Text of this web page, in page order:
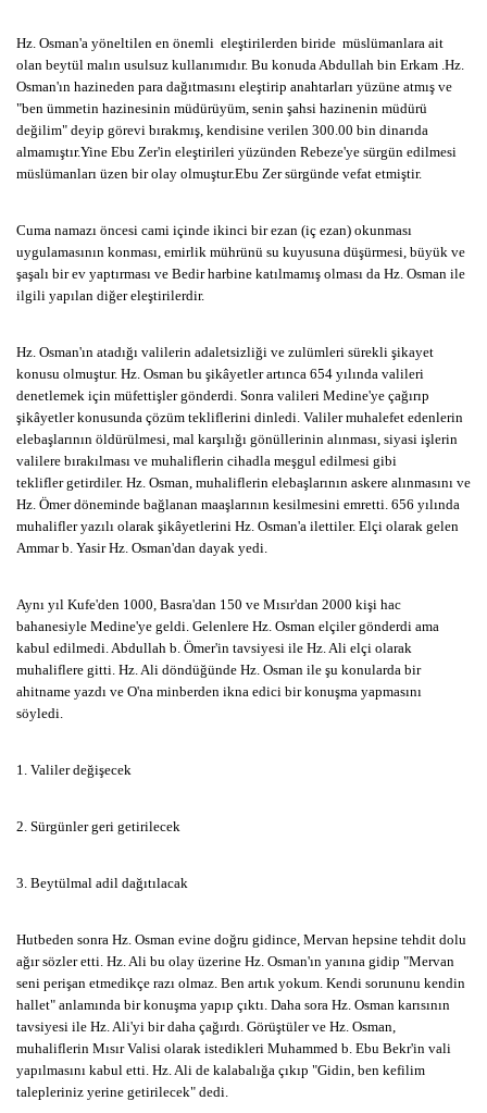
Hz. Osman'a yöneltilen en önemli eleştirilerden biride müslümanlara ait
olan beytül malın usulsuz kullanımıdır. Bu konuda Abdullah bin Erkam .Hz.
Osman'ın hazineden para dağıtmasını eleştirip anahtarları yüzüne atmış ve
"ben ümmetin hazinesinin müdürüyüm, senin şahsi hazinenin müdürü
değilim" deyip görevi bırakmış, kendisine verilen 300.00 bin dinarıda
almamıştır.Yine Ebu Zer'in eleştirileri yüzünden Rebeze'ye sürgün edilmesi
müslümanları üzen bir olay olmuştur.Ebu Zer sürgünde vefat etmiştir.
Cuma namazı öncesi cami içinde ikinci bir ezan (iç ezan) okunması
uygulamasının konması, emirlik mührünü su kuyusuna düşürmesi, büyük ve
şaşalı bir ev yaptırması ve Bedir harbine katılmamış olması da Hz. Osman ile
ilgili yapılan diğer eleştirilerdir.
Hz. Osman'ın atadığı valilerin adaletsizliği ve zulümleri sürekli şikayet
konusu olmuştur. Hz. Osman bu şikâyetler artınca 654 yılında valileri
denetlemek için müfettişler gönderdi. Sonra valileri Medine'ye çağırıp
şikâyetler konusunda çözüm tekliflerini dinledi. Valiler muhalefet edenlerin
elebaşlarının öldürülmesi, mal karşılığı gönüllerinin alınması, siyasi işlerin
valilere bırakılması ve muhaliflerin cihadla meşgul edilmesi gibi
teklifler getirdiler. Hz. Osman, muhaliflerin elebaşlarının askere alınmasını ve
Hz. Ömer döneminde bağlanan maaşlarının kesilmesini emretti. 656 yılında
muhalifler yazılı olarak şikâyetlerini Hz. Osman'a ilettiler. Elçi olarak gelen
Ammar b. Yasir Hz. Osman'dan dayak yedi.
Aynı yıl Kufe'den 1000, Basra'dan 150 ve Mısır'dan 2000 kişi hac
bahanesiyle Medine'ye geldi. Gelenlere Hz. Osman elçiler gönderdi ama
kabul edilmedi. Abdullah b. Ömer'in tavsiyesi ile Hz. Ali elçi olarak
muhaliflere gitti. Hz. Ali döndüğünde Hz. Osman ile şu konularda bir
ahitname yazdı ve O'na minberden ikna edici bir konuşma yapmasını
söyledi.
1. Valiler değişecek
2. Sürgünler geri getirilecek
3. Beytülmal adil dağıtılacak
Hutbeden sonra Hz. Osman evine doğru gidince, Mervan hepsine tehdit dolu
ağır sözler etti. Hz. Ali bu olay üzerine Hz. Osman'ın yanına gidip "Mervan
seni perişan etmedikçe razı olmaz. Ben artık yokum. Kendi sorununu kendin
hallet" anlamında bir konuşma yapıp çıktı. Daha sora Hz. Osman karısının
tavsiyesi ile Hz. Ali'yi bir daha çağırdı. Görüştüler ve Hz. Osman,
muhaliflerin Mısır Valisi olarak istedikleri Muhammed b. Ebu Bekr'in vali
yapılmasını kabul etti. Hz. Ali de kalabalığa çıkıp "Gidin, ben kefilim
talepleriniz yerine getirilecek" dedi.